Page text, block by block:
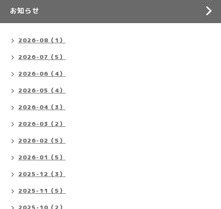
お知らせ
2026-08（1）
2026-07（5）
2026-06（4）
2026-05（4）
2026-04（3）
2026-03（2）
2026-02（5）
2026-01（5）
2025-12（3）
2025-11（5）
2025-10（2）